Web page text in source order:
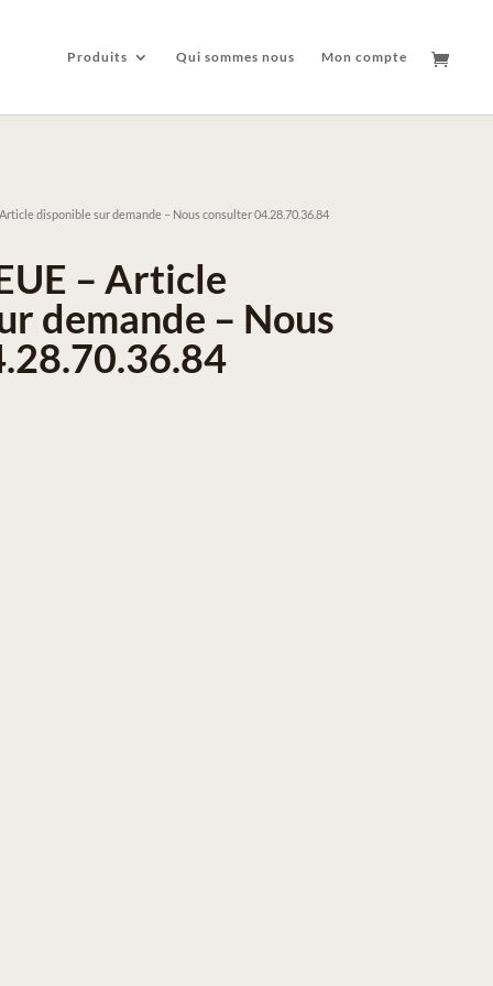
Produits Qui sommes nous Mon compte
disponible sur demande – Nous consulter 04.28.70.36.84
– Article
demande – Nous